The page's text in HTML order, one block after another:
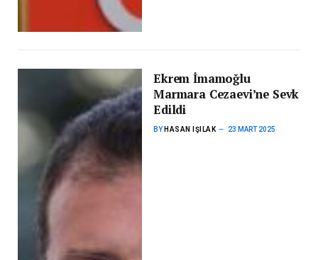
Ekrem İmamoğlu
Marmara Cezaevi’ne Sevk
Edildi
BY HASAN IŞILAK 23 MART 2025